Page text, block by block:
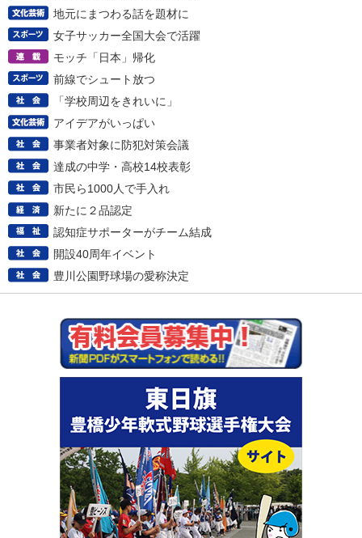
地元にまつわる話を題材に
女子サッカー全国大会で活躍
モッチ「日本」帰化
前線でシュート放つ
「学校周辺をきれいに」
アイデアがいっぱい
事業者対象に防犯対策会議
達成の中学・高校14校表彰
市民ら1000人で手入れ
新たに２品認定
認知症サポーターがチーム結成
開設40周年イベント
豊川公園野球場の愛称決定